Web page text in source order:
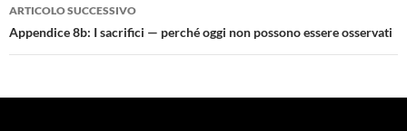
ARTICOLO SUCCESSIVO
Appendice 8b: I sacrifici — perché oggi non possono essere osservati